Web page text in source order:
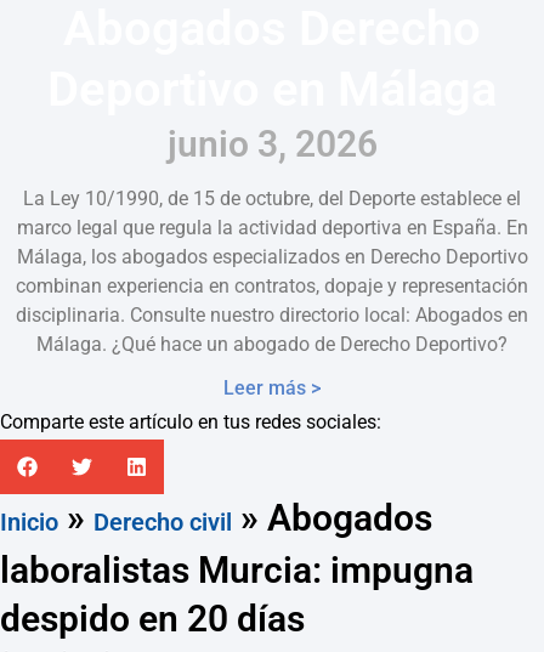
junio 3, 2026
La Ley 10/1990, de 15 de octubre, del Deporte establece el
marco legal que regula la actividad deportiva en España. En
Málaga, los abogados especializados en Derecho Deportivo
combinan experiencia en contratos, dopaje y representación
disciplinaria. Consulte nuestro directorio local: Abogados en
Málaga. ¿Qué hace un abogado de Derecho Deportivo?
Leer más >
Comparte este artículo en tus redes sociales:
Inicio » Derecho civil » Abogados
laboralistas Murcia: impugna
despido en 20 días